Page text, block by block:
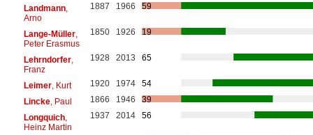
Landmann,
Arno
1887 1966 59
Lange-Müller,
Peter Erasmus
1850 1926 19
Lehrndorfer,
Franz
1928 2013 65
Leimer, Kurt 1920 1974
54
Lincke, Paul 1866 1946
39
Longquich,
Heinz Martin
1937 2014 56